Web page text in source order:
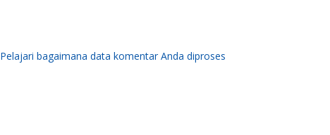
Pelajari bagaimana data komentar Anda diproses